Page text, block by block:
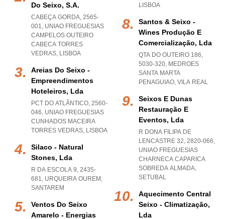
Do Seixo, S.a.
CABEÇA GORDA, 2565-
001, UNIAO FREGUESIAS
CAMPELOS OUTEIRO
CABECA TORRES
VEDRAS, LISBOA
Areias Do Seixo -
Empreendimentos
Hoteleiros, Lda
PCT DO ATLÂNTICO, 2560-
046, UNIAO FREGUESIAS
CUNHADOS MACEIRA
TORRES VEDRAS, LISBOA
Silaco - Natural
Stones, Lda
R DA ESCOLA 9, 2435-
681, URQUEIRA OUREM ,
SANTAREM
Ventos Do Seixo
Amarelo - Energias
LISBOA
Santos & Seixo -
Wines Produção E
Comercialização, Lda
QTA DO OUTEIRO 186,
5030-320, MEDROES
SANTA MARTA
PENAGUIAO, VILA REAL
Seixos E Dunas
Restauração E
Eventos, Lda
R DONA FILIPA DE
LENCASTRE 32, 2820-066,
UNIAO FREGUESIAS
CHARNECA CAPARICA
SOBREDA ALMADA,
SETUBAL
Aquecimento Central
Seixo - Climatização,
Lda